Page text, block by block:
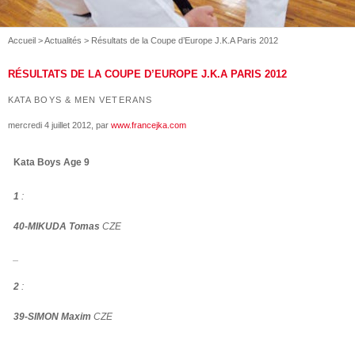
Accueil >Actualités > Résultats de la Coupe d’Europe J.K.A Paris 2012
RÉSULTATS DE LA COUPE D’EUROPE J.K.A PARIS 2012
KATA BOYS & MEN VETERANS
mercredi 4 juillet 2012 , par www.francejka.com
Kata Boys Age 9
1 :
40-MIKUDA Tomas CZE
2 :
39-SIMON Maxim CZE